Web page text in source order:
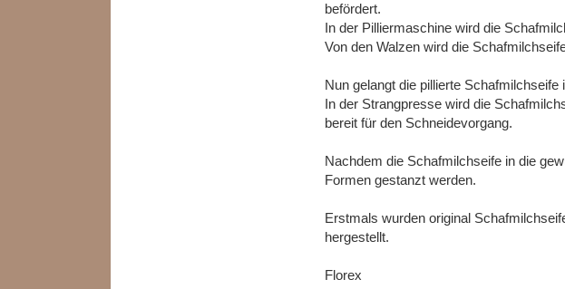
befördert.
In der Pilliermaschine wird die
Von den Walzen wird die
Nun gelangt die pillierte Schafmilchseife
In der Strangpresse wird die
bereit für den Schneidevorgang.
Nachdem die Schafmilchseife in die
Formen gestanzt werden.
Erstmals wurden original
hergestellt.
Florex